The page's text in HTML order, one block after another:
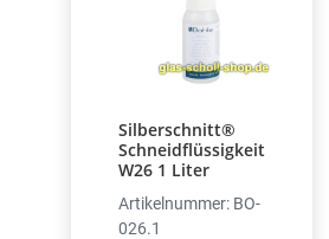
Silberschnitt®
Schneidflüssigkeit
W26 1 Liter
Artikelnummer: BO-
026.1